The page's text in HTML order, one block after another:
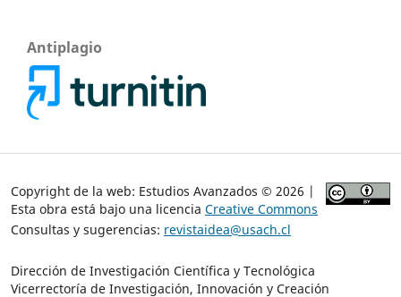
Antiplagio
Copyright de la web: Estudios Avanzados © 2026 |
Esta obra está bajo una licencia Creative Commons
Consultas y sugerencias: revistaidea@usach.cl
Dirección de Investigación Científica y Tecnológica
Vicerrectoría de Investigación, Innovación y Creación